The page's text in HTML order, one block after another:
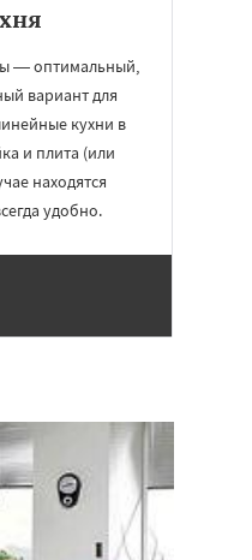
— оптимальный,
вариант для
кухни в
и плита (или
находятся
удобно.